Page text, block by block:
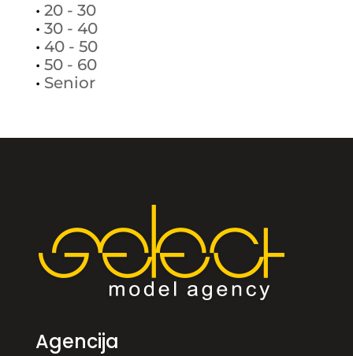
• 20 - 30
• 30 - 40
• 40 - 50
• 50 - 60
• Senior
Agencija